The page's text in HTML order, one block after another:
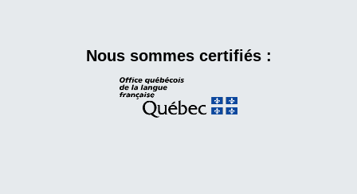
Nous sommes certifiés :